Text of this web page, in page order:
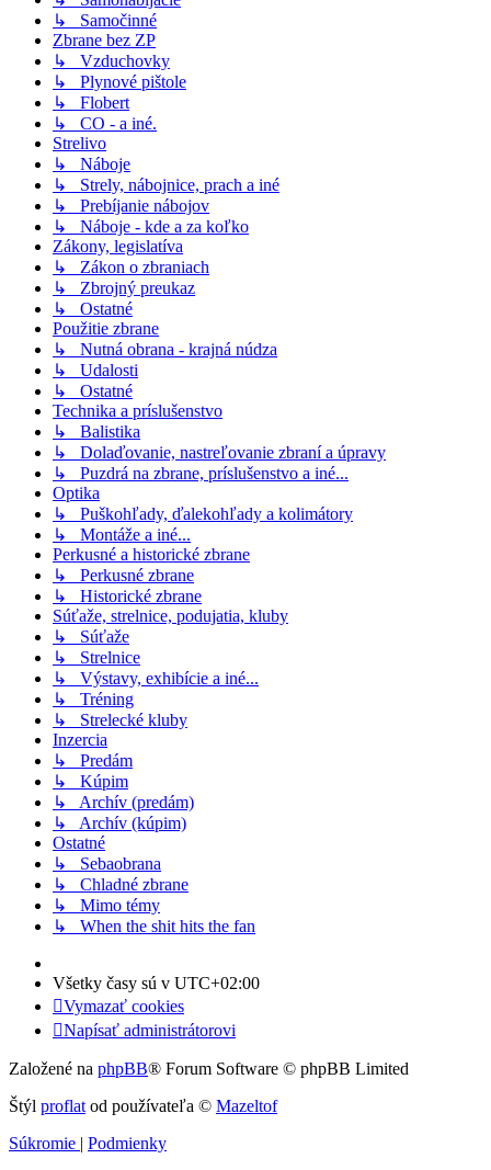
↳ Samočinné
Zbrane bez ZP
↳ Vzduchovky
↳ Plynové pištole
↳ Flobert
↳ CO - a iné.
Strelivo
↳ Náboje
↳ Strely, nábojnice, prach a iné
↳ Prebíjanie nábojov
↳ Náboje - kde a za koľko
Zákony, legislatíva
↳ Zákon o zbraniach
↳ Zbrojný preukaz
↳ Ostatné
Použitie zbrane
↳ Nutná obrana - krajná núdza
↳ Udalosti
↳ Ostatné
Technika a príslušenstvo
↳ Balistika
↳ Dolaďovanie, nastreľovanie zbraní a úpravy
↳ Puzdrá na zbrane, príslušenstvo a iné...
Optika
↳ Puškohľady, ďalekohľady a kolimátory
↳ Montáže a iné...
Perkusné a historické zbrane
↳ Perkusné zbrane
↳ Historické zbrane
Súťaže, strelnice, podujatia, kluby
↳ Súťaže
↳ Strelnice
↳ Výstavy, exhibície a iné...
↳ Tréning
↳ Strelecké kluby
Inzercia
↳ Predám
↳ Kúpim
↳ Archív (predám)
↳ Archív (kúpim)
Ostatné
↳ Sebaobrana
↳ Chladné zbrane
↳ Mimo témy
↳ When the shit hits the fan
Všetky časy sú v UTC+02:00
Vymazať cookies
Napísať administrátorovi
Založené na phpBB® Forum Software © phpBB Limited
Štýl proflat od používateľa © Mazeltof
Súkromie | Podmienky